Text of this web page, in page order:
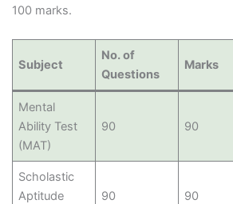
100 marks.
Subject
No. of
Questions
Marks
Mental
Ability Test
(MAT)
90 90
Scholastic
Aptitude
90 90